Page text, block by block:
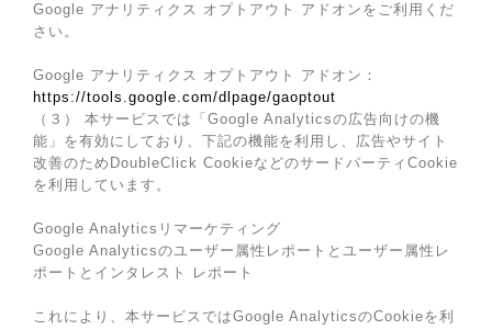
Google アナリティクス オプトアウト アドオンをご利用くだ
さい。
Google アナリティクス オプトアウト アドオン：
https://tools.google.com/dlpage/gaoptout
（３） 本サービスでは「Google Analyticsの広告向けの機
能」を有効にしており、下記の機能を利用し、広告やサイト
改善のためDoubleClick CookieなどのサードパーティCookie
を利用しています。
Google Analyticsリマーケティング
Google Analyticsのユーザー属性レポートとユーザー属性レ
ポートとインタレスト レポート
これにより、本サービスではGoogle AnalyticsのCookieを利